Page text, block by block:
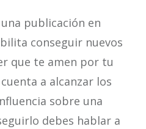
publicación en
conseguir nuevos
que te amen por tu
a alcanzar los
sobre una
debes hablar a